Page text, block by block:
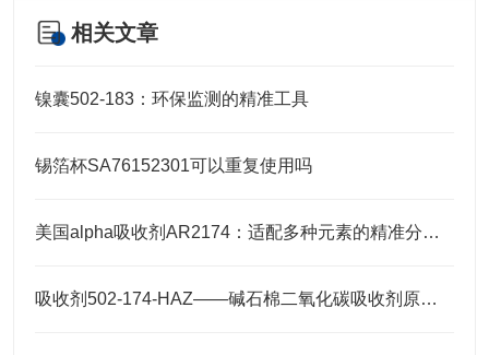
相关文章
镍囊502-183：环保监测的精准工具
锡箔杯SA76152301可以重复使用吗
美国alpha吸收剂AR2174：适配多种元素的精准分析需求
吸收剂502-174-HAZ——碱石棉二氧化碳吸收剂原理与元素分析及气体净化应用